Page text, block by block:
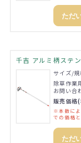
ただ
千吉 アルミ柄ステ
サイズ/
除草作業
お問い合
販売価
※本数に
での価格と
ただ